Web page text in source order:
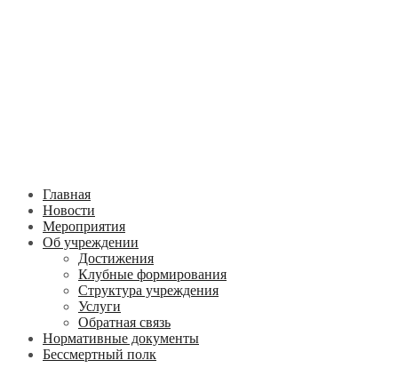
Главная
Новости
Мероприятия
Об учреждении
Достижения
Клубные формирования
Структура учреждения
Услуги
Обратная связь
Нормативные документы
Бессмертный полк